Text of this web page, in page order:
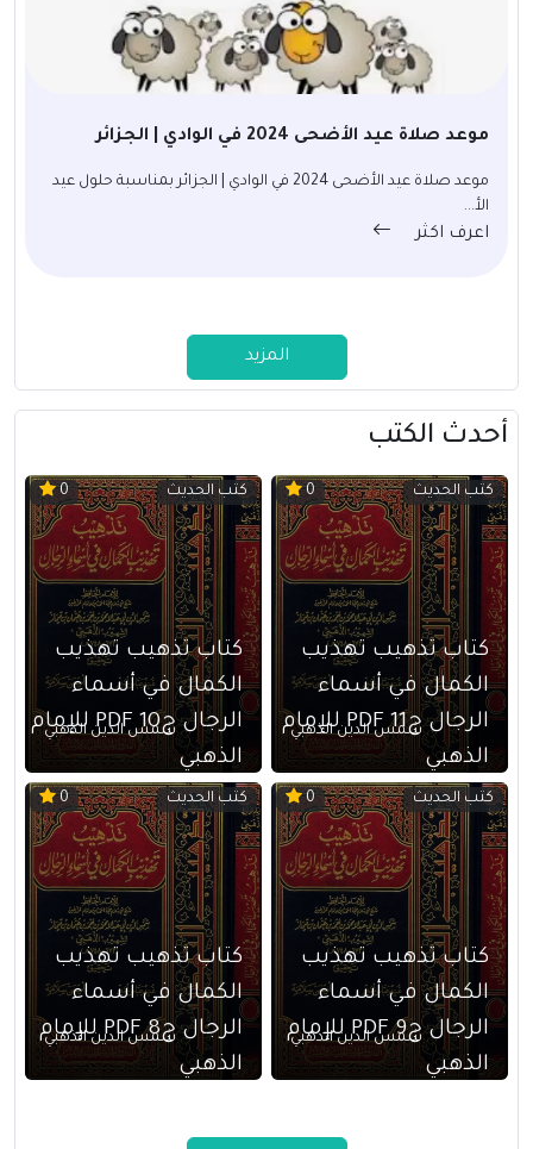
موعد صلاة عيد الأضحى 2024 في الوادي | الجزائر
موعد صلاة عيد الأضحى 2024 في الوادي | الجزائر بمناسبة حلول عيد
الأ...
اعرف اكثر
المزيد
أحدث الكتب
كتب الحديث 0
كتاب تذهيب تهذيب
الكمال في أسماء
الرجال ج11 PDF للإمام
الذهبي
شمس الدين الذهبي
كتب الحديث 0
كتاب تذهيب تهذيب
الكمال في أسماء
الرجال ج10 PDF للإمام
الذهبي
شمس الدين الذهبي
كتب الحديث 0
كتاب تذهيب تهذيب
الكمال في أسماء
الرجال ج9 PDF للإمام
الذهبي
شمس الدين الذهبي
كتب الحديث 0
كتاب تذهيب تهذيب
الكمال في أسماء
الرجال ج8 PDF للإمام
الذهبي
شمس الدين الذهبي